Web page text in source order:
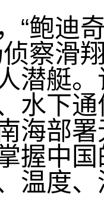
“鲍迪
察滑
潜艇
水下
海部
握中
温度